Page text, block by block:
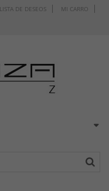
LISTA DE DESEOS MI CARRO